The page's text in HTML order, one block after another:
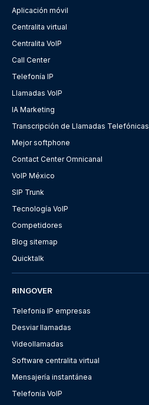
Aplicación móvil
Centralita virtual
Centralita VoIP
Call Center
Telefonía IP
Llamadas VoIP
IA Marketing
Transcripción de Llamadas Telefónicas
Mejor softphone
Contact Center Omnicanal
VoIP México
SIP Trunk
Tecnología VoIP
Competidores
Blog sitemap
Quicktalk
RINGOVER
Telefonia IP empresas
Desviar llamadas
Videollamadas
Software centralita virtual
Mensajería instantánea
Telefonía VoIP